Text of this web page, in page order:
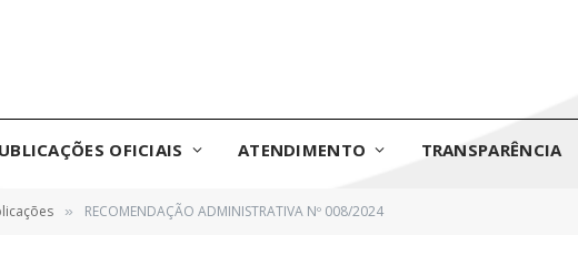
OFICIAIS ATENDIMENTO TRANSPARÊNCIA
» RECOMENDAÇÃO ADMINISTRATIVA Nº 008/2024